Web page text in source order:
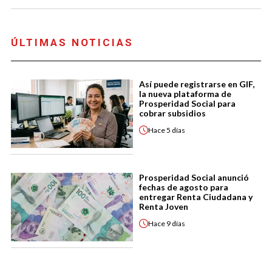
ÚLTIMAS NOTICIAS
Así puede registrarse en GIF,
la nueva plataforma de
Prosperidad Social para
cobrar subsidios
Hace5 días
Prosperidad Social anunció
fechas de agosto para
entregar Renta Ciudadana y
Renta Joven
Hace 9 días